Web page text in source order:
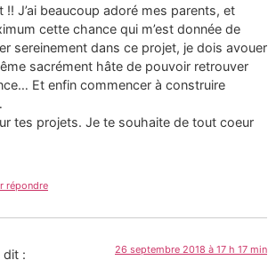
!! J’ai beaucoup adoré mes parents, et
cette chance qui m’est donnée de
sereinement dans ce projet, je dois avouer
sacrément hâte de pouvoir retrouver
Et enfin commencer à construire
tes projets. Je te souhaite de tout coeur
répondre
dit : 26 septembre 2018 à 17 h 17 min